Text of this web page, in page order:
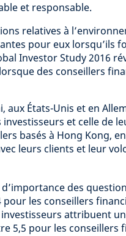
et responsable.
relatives à
pour eux lorsqu’ils
Investor Study 2016
des conseillers
aux États-Unis et en
et celle de
basés à Hong Kong,
leurs clients et leur
des
les conseillers
attribuent
5,5 pour les conseillers